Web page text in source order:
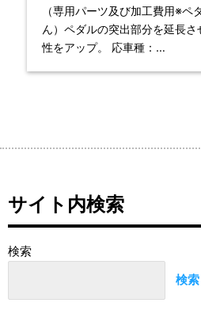
（専用パーツ及び加工費用※ペ
ん）ペダルの突出部分を延長
性をアップ。 応車種：
サイト内検索
検索
検索